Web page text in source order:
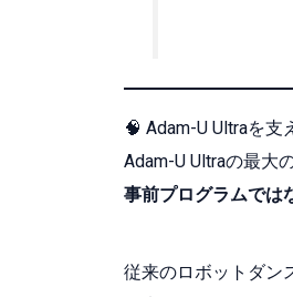
🧠 Adam-U Ultraを支
Adam-U Ultraの最大
事前プログラムでは
従来のロボットダン